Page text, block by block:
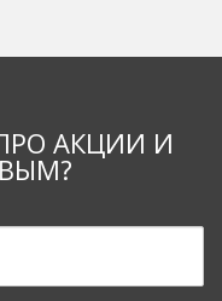
АКЦИИ И